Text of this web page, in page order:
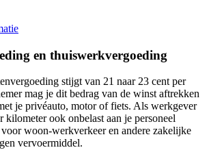
en thuiswerkvergoeding
stijgt van 21 naar 23 cent per
mag je dit bedrag van de winst aftrekken
je privéauto, motor of fiets. Als werkgever
kilometer ook onbelast aan je personeel
woon-werkverkeer en andere zakelijke
vervoermiddel.